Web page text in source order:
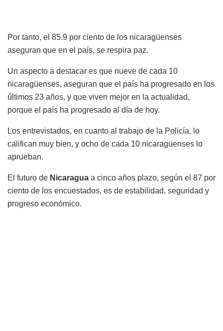
Por tanto, el 85.9 por ciento de los nicaragüenses
aseguran que en el país, se respira paz.
Un aspecto a destacar es que nueve de cada 10
nicaragüenses, aseguran que el país ha progresado en los
últimos 23 años, y que viven mejor en la actualidad,
porque el país ha progresado al día de hoy.
Los entrevistados, en cuanto al trabajo de la Policía, lo
califican muy bien, y ocho de cada 10 nicaragüenses lo
aprueban.
El futuro de Nicaragua a cinco años plazo, según el 87 por
ciento de los encuestados, es de estabilidad, seguridad y
progreso económico.